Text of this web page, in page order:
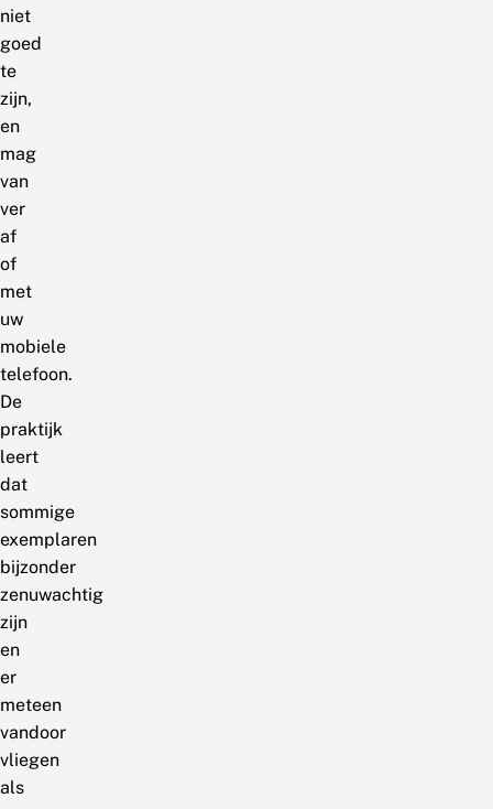
niet
goed
te
zijn,
en
mag
van
ver
af
of
met
uw
mobiele
telefoon.
De
praktijk
leert
dat
sommige
exemplaren
bijzonder
zenuwachtig
zijn
en
er
meteen
vandoor
vliegen
als